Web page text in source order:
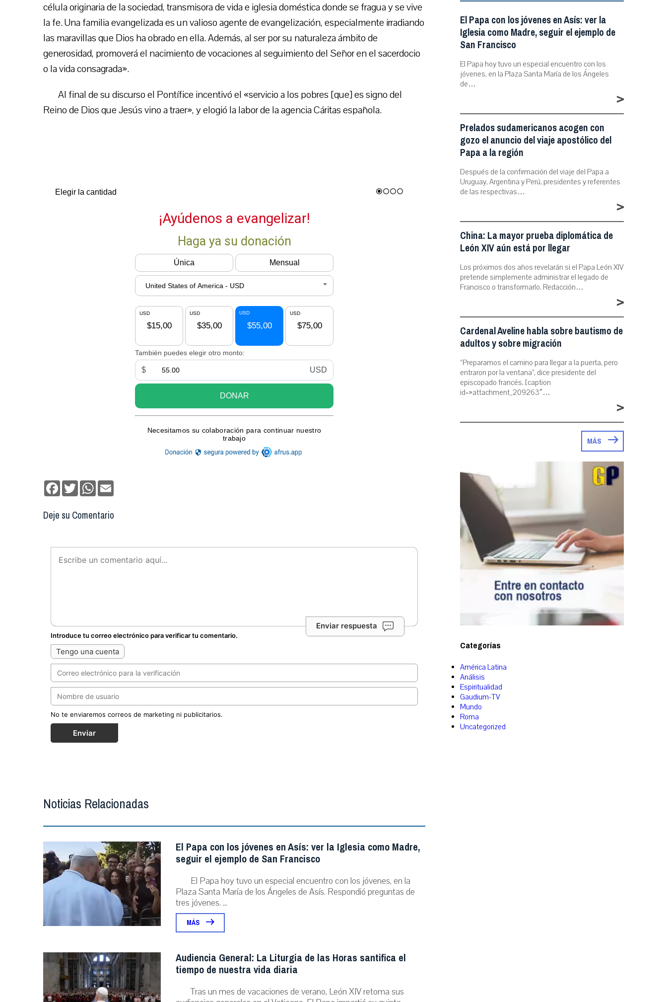
célula originaria de la sociedad, transmisora de vida e iglesia doméstica donde se fragua y se vive
la fe. Una familia evangelizada es un valioso agente de evangelización, especialmente irradiando
las maravillas que Dios ha obrado en ella. Además, al ser por su naturaleza ámbito de
generosidad, promoverá el nacimiento de vocaciones al seguimiento del Señor en el sacerdocio
o la vida consagrada».
Al final de su discurso el Pontífice incentivó el «servicio a los pobres [que] es signo del
Reino de Dios que Jesús vino a traer», y elogió la labor de la agencia Cáritas española.
Facebook
TwitterWhatsApp
Deje su Comentario
Enviar respuesta
Introduce tu correo electrónico para verificar tu comentario.
Tengo una cuenta
No te enviaremos correos de marketing ni publicitarios.
Enviar
Noticias Relacionadas
El Papa con los jóvenes en Asís: ver la Iglesia como Madre,
seguir el ejemplo de San Francisco
El Papa hoy tuvo un especial encuentro con los jóvenes, en la
Plaza Santa María de los Ángeles de Asís. Respondió preguntas de
tres jóvenes. ...
MÁS
Audiencia General: La Liturgia de las Horas santifica el
tiempo de nuestra vida diaria
Tras un mes de vacaciones de verano, León XIV retoma sus
El Papa con los jóvenes en Asís: ver la
Iglesia como Madre, seguir el ejemplo de
San Francisco
El Papa hoy tuvo un especial encuentro con los
jóvenes, en la Plaza Santa María de los Ángeles
de…
>
Prelados sudamericanos acogen con
gozo el anuncio del viaje apostólico del
Papa a la región
Después de la confirmación del viaje del Papa a
Uruguay, Argentina y Perú, presidentes y referentes
de las respectivas…
>
China: La mayor prueba diplomática de
León XIV aún está por llegar
Los próximos dos años revelarán si el Papa León XIV
pretende simplemente administrar el legado de
Francisco o transformarlo. Redacción…
>
Cardenal Aveline habla sobre bautismo de
adultos y sobre migración
“Preparamos el camino para llegar a la puerta, pero
entraron por la ventana”, dice presidente del
episcopado francés. [caption
id=»attachment_209263″…
>
MÁS
Categorías
América Latina
Análisis
Espiritualidad
Gaudium-TV
Mundo
Roma
Uncategorized